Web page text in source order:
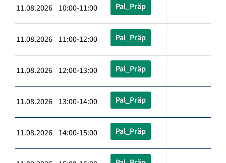
11.08.2026 10:00-11:00 Pal_Präp
11.08.2026 11:00-12:00 Pal_Präp
11.08.2026 12:00-13:00 Pal_Präp
11.08.2026 13:00-14:00 Pal_Präp
11.08.2026 14:00-15:00 Pal_Präp